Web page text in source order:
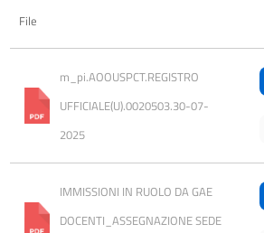
File
m_pi.AOOUSPCT.REGISTRO
UFFICIALE(U).0020503.30-07-
2025
IMMISSIONI IN RUOLO DA GAE
DOCENTI_ASSEGNAZIONE SEDE